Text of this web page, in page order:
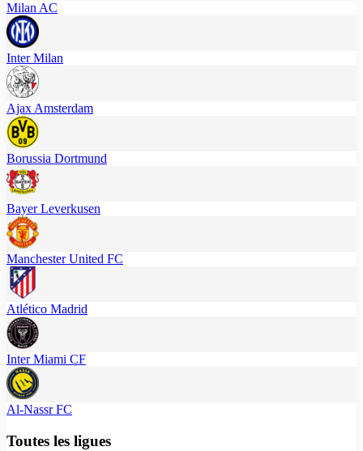
Milan AC
Inter Milan
Ajax Amsterdam
Borussia Dortmund
Bayer Leverkusen
Manchester United FC
Atlético Madrid
Inter Miami CF
Al-Nassr FC
Toutes les ligues